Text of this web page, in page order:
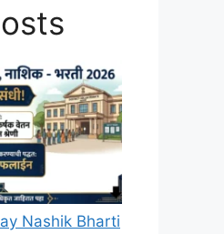
Nashik Bharti